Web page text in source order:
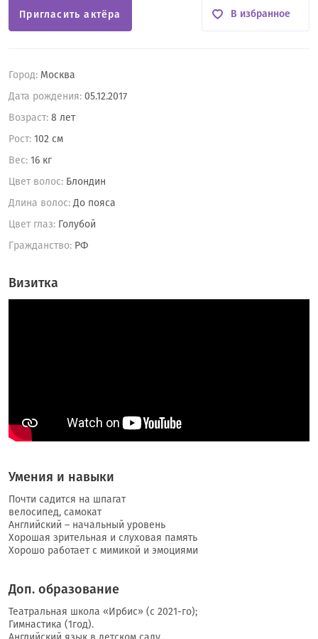
Город: Москва
Дата рождения: 05.12.2017
Возраст: 8 лет
Рост: 102 см
Вес: 16 кг
Цвет волос: Блондин
Длина волос:До пояса
Цвет глаз: Голубой
Гражданство: РФ
Пригласить актёра В избранное
Визитка
Умения и навыки
Почти садится на шпагат
велосипед, самокат
Английский – начальный уровень
Хорошая зрительная и слуховая память
Хорошо работает с мимикой и эмоциями
Доп. образование
Театральная школа «Ирбис» (с 2021-го);
Гимнастика (1год).